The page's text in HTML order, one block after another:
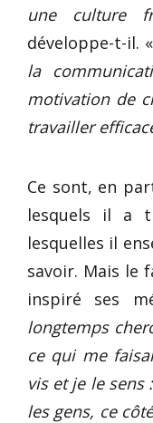
une culture
développe-t-il. «
la
motivation de
travailler
Ce sont, en
lesquels il a
lesquelles il
savoir. Mais le
inspiré ses
longtemps
ce qui me
vis et je le sens
les gens, ce